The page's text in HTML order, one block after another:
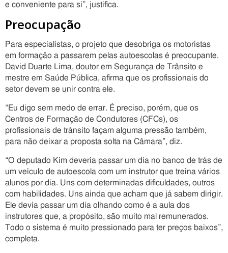
e conveniente para si”, justifica.
Preocupação
Para especialistas, o projeto que desobriga os motoristas
em formação a passarem pelas autoescolas é preocupante.
David Duarte Lima, doutor em Segurança de Trânsito e
mestre em Saúde Pública, afirma que os profissionais do
setor devem se unir contra ele.
“Eu digo sem medo de errar. É preciso, porém, que os
Centros de Formação de Condutores (CFCs), os
profissionais de trânsito façam alguma pressão também,
para não deixar a proposta solta na Câmara”, diz.
“O deputado Kim deveria passar um dia no banco de trás de
um veículo de autoescola com um instrutor que treina vários
alunos por dia. Uns com determinadas dificuldades, outros
com habilidades. Uns ainda que acham que já sabem dirigir.
Ele devia passar um dia olhando como é a aula dos
instrutores que, a propósito, são muito mal remunerados.
Todo o sistema é muito pressionado para ter preços baixos”,
completa.